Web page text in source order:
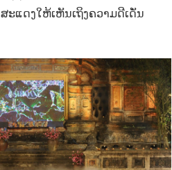
ສະແດງໃຫ້ເຫັນເຖິງຄວາມດີເດັ່ນ